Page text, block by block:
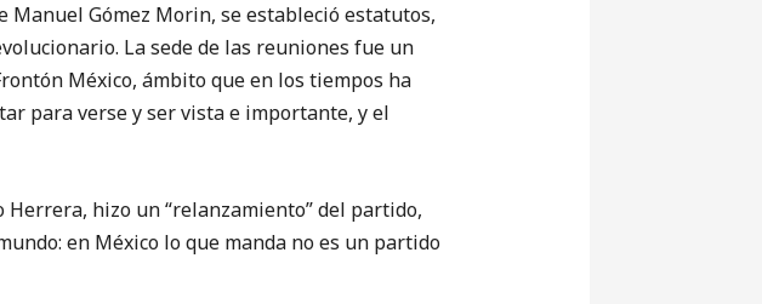
Manuel Gómez Morin, se estableció estatutos,
La sede de las reuniones fue un
México, ámbito que en los tiempos ha
para verse y ser vista e importante, y el
Herrera, hizo un “relanzamiento” del partido,
en México lo que manda no es un partido